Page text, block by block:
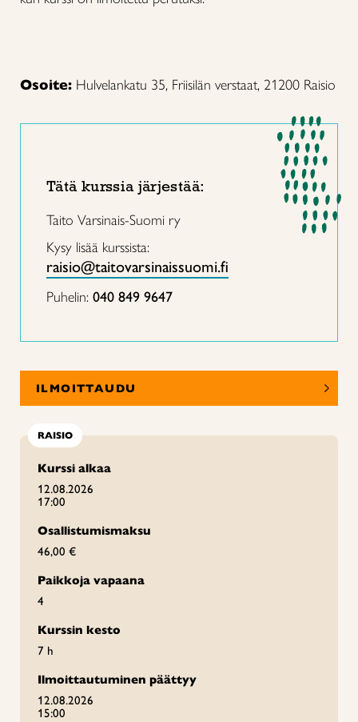
Osoite: Hulvelankatu 35, Friisilän verstaat, 21200 Raisio
Tätä kurssia järjestää:
Taito Varsinais-Suomi ry
Kysy lisää kurssista:
raisio@taitovarsinaissuomi.fi
Puhelin: 040 849 9647
ILMOITTAUDU
RAISIO
Kurssi alkaa
12.08.2026
17:00
Osallistumismaksu
46,00 €
Paikkoja vapaana
4
Kurssin kesto
7 h
Ilmoittautuminen päättyy
12.08.2026
15:00